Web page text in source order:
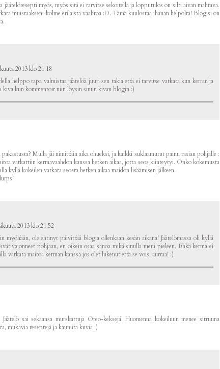
myös, myös sitä ei tarvitse sekoitella ja lopputulos on silti aivan mahtava.
muistaakseni kolme erilaista vaahtoa :D. Tämä kuulostaa ihanan helpolta! Blogisi on
2013 klo 21.18
helppo tapa valmistaa jäätelöä juuri sen takia että ei tarvitse vatkata kun kerran ja
kiva kun kommentoit niin löysin sinun kivan blogin :)
Mulla jäi nimittäin aika ohueksi, ja kaikki suklaamurut painu rasian pohjalle :
vatkattiin kermavaahdon kanssa hetken aikaa, jotta seos kiinteytyi. Onko kokemusta
kyllä kokeilen vatkata seosta hetken aikaa maidon lisäämisen jälkeen.
2013 klo 21.52
myöhään, ole ehtinyt päivittää blogia ollenkaan kesän aikana! Jäätelömassa oli kyllä
vajonneet pohjaan, en oikein osaa sanoa mikä sinulla meni pieleen. Ehkä kerma ei
vatkata maitoa kerman kanssa jos olet lukenut että se voisi auttaa! :)
sai sekaansa murskattuja Oreo-keksejä. Huomenna kokeiluun menee sitruuna
mukavia reseptejä ja kauniita kuvia :)